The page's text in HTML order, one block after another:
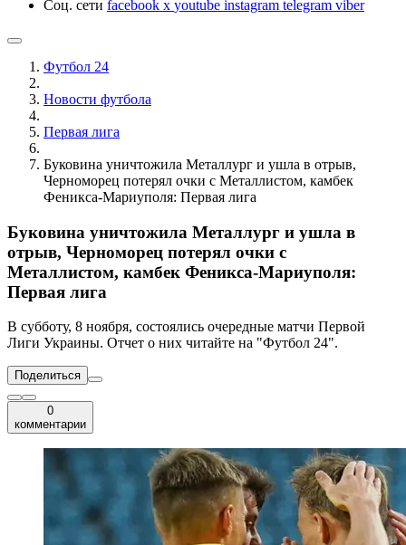
Соц. сети facebook x youtube instagram telegram viber
Футбол 24
Новости футбола
Первая лига
Буковина уничтожила Металлург и ушла в отрыв,
Черноморец потерял очки с Металлистом, камбек
Феникса-Мариуполя: Первая лига
Буковина уничтожила Металлург и ушла в
отрыв, Черноморец потерял очки с
Металлистом, камбек Феникса-Мариуполя:
Первая лига
В субботу, 8 ноября, состоялись очередные матчи Первой
Лиги Украины. Отчет о них читайте на "Футбол 24".
Поделиться
0
комментарии